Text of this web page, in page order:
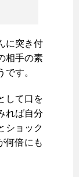
に突き付
相手の素
す。
して口を
れば自分
ショック
何倍にも